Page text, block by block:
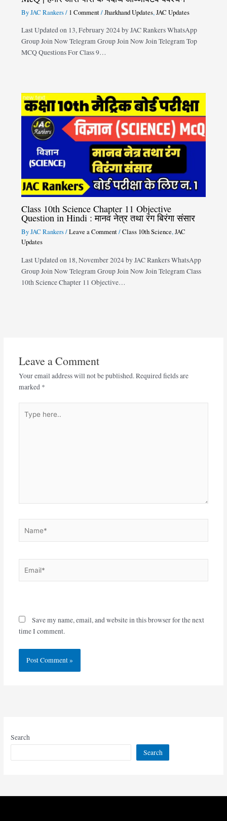
ByJAC Rankers/ 1 Comment /Jharkhand Updates,JAC Updates
Last Updated on 13, February 2024 by JAC Rankers WhatsApp
Group Join Now Telegram Group Join Now Join Telegram Top
MCQ Questions For Class 9…
Class 10th Science Chapter 11 Objective
Question in Hindi : मानव नेत्र तथा रंग बिरंगा संसार
ByJAC Rankers/Leave a Comment /Class 10th Science,JAC
Updates
Last Updated on 18, November 2024 by JAC Rankers WhatsApp
Group Join Now Telegram Group Join Now Join Telegram Class
10th Science Chapter 11 Objective…
Leave a Comment
Your email address will not be published.Required fields are
marked *
here..
Save my name, email, and website in this browser for the next
time I comment.
Search
Search